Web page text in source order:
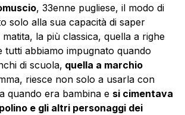
, 33enne pugliese, il modo di
solo alla sua capacità di saper
matita, la più classica, quella a righe
tutti abbiamo impugnato quando
di scuola, quella a marchio
riesce non solo a usarla con
quando era bambina e si cimentava
e gli altri personaggi dei